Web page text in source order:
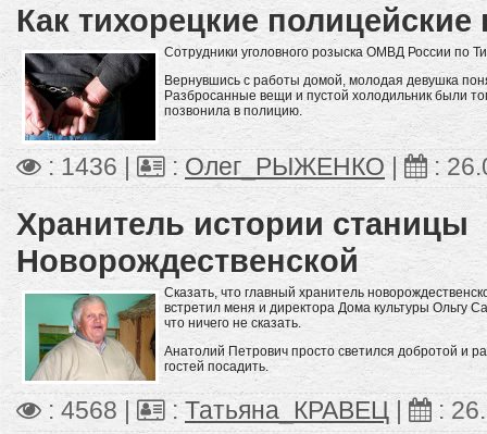
Как тихорецкие
Сотрудники уголовного розыска ОМВД России по
Вернувшись с работы домой, молодая девушка
Разбросанные вещи и пустой холодильник были
позвонила в полицию.
: 1436 | : Олег_РЫЖЕНКО| :
Хранитель истории станицы
Новорождественской
Сказать, что главный хранитель
встретил меня и директора Дома культуры Ольгу
что ничего не сказать.
Анатолий Петрович просто светился добротой и
гостей посадить.
: 4568 | :Татьяна_КРАВЕЦ | :